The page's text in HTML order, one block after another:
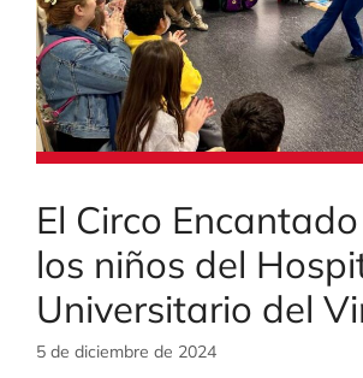
El Circo
los niños del
Universitario del
5 de diciembre de 2024